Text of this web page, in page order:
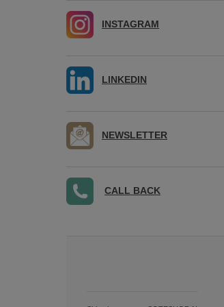
INSTAGRAM
LINKEDIN
NEWSLETTER
CALL BACK